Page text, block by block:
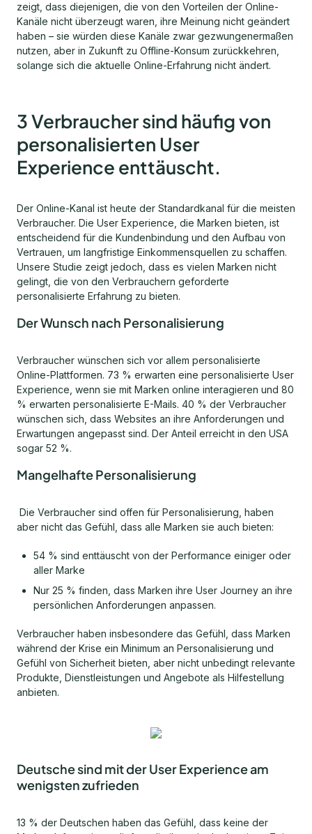
zeigt, dass diejenigen, die von den Vorteilen der Online-
Kanäle nicht überzeugt waren, ihre Meinung nicht geändert
haben – sie würden diese Kanäle zwar gezwungenermaßen
nutzen, aber in Zukunft zu Offline-Konsum zurückkehren,
solange sich die aktuelle Online-Erfahrung nicht ändert.
3 Verbraucher sind häufig von
personalisierten User
Experience enttäuscht.
Der Online-Kanal ist heute der Standardkanal für die meisten
Verbraucher. Die User Experience, die Marken bieten, ist
entscheidend für die Kundenbindung und den Aufbau von
Vertrauen, um langfristige Einkommensquellen zu schaffen.
Unsere Studie zeigt jedoch, dass es vielen Marken nicht
gelingt, die von den Verbrauchern geforderte
personalisierte Erfahrung zu bieten.
Der Wunsch nach Personalisierung
Verbraucher wünschen sich vor allem personalisierte
Online-Plattformen. 73 % erwarten eine personalisierte User
Experience, wenn sie mit Marken online interagieren und 80
% erwarten personalisierte E-Mails. 40 % der Verbraucher
wünschen sich, dass Websites an ihre Anforderungen und
Erwartungen angepasst sind. Der Anteil erreicht in den USA
sogar 52 %.
Mangelhafte Personalisierung
Die Verbraucher sind offen für Personalisierung, haben
aber nicht das Gefühl, dass alle Marken sie auch bieten:
54 % sind enttäuscht von der Performance einiger oder
aller Marke
Nur 25 % finden, dass Marken ihre User Journey an ihre
persönlichen Anforderungen anpassen.
Verbraucher haben insbesondere das Gefühl, dass Marken
während der Krise ein Minimum an Personalisierung und
Gefühl von Sicherheit bieten, aber nicht unbedingt relevante
Produkte, Dienstleistungen und Angebote als Hilfestellung
anbieten.
Deutsche sind mit der User Experience am
wenigsten zufrieden
13 % der Deutschen haben das Gefühl, dass keine der